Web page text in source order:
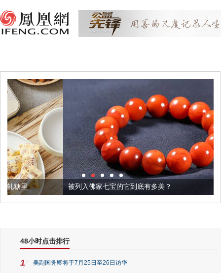
被列入佛家七宝的它到底有多美？
48小时点击排行
1 美副国务卿将于7月25日至26日访华